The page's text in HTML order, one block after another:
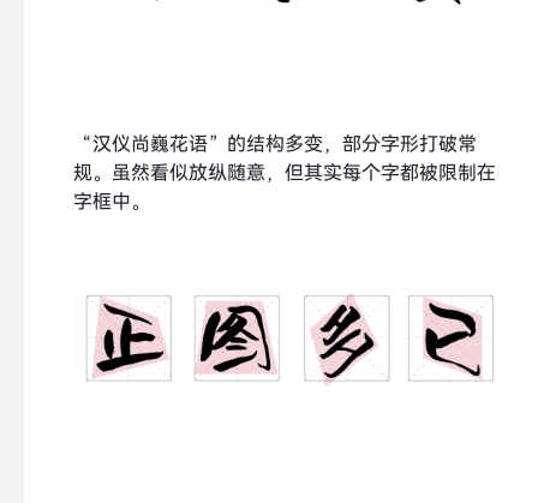
“汉仪尚巍花语”的结构多变，部分字形打破常
规。虽然看似放纵随意，但其实每个字都被限制在
字框中。